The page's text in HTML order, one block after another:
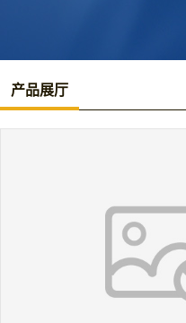
产品展厅